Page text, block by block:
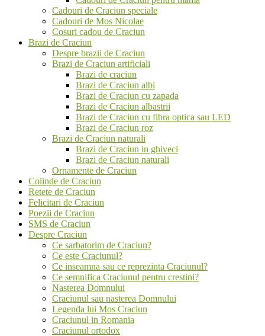
Cadouri de Craciun speciale
Cadouri de Mos Nicolae
Cosuri cadou de Craciun
Brazi de Craciun
Despre brazii de Craciun
Brazi de Craciun artificiali
Brazi de craciun
Brazi de Craciun albi
Brazi de Craciun cu zapada
Brazi de Craciun albastrii
Brazi de Craciun cu fibra optica sau LED
Brazi de Craciun roz
Brazi de Craciun naturali
Brazi de Craciun in ghiveci
Brazi de Craciun naturali
Ornamente de Craciun
Colinde de Craciun
Retete de Craciun
Felicitari de Craciun
Poezii de Craciun
SMS de Craciun
Despre Craciun
Ce sarbatorim de Craciun?
Ce este Craciunul?
Ce inseamna sau ce reprezinta Craciunul?
Ce semnifica Craciunul pentru crestini?
Nasterea Domnului
Craciunul sau nasterea Domnului
Legenda lui Mos Craciun
Craciunul in Romania
Craciunul ortodox